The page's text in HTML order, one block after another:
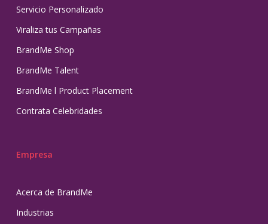
Servicio Personalizado
Viraliza tus Campañas
BrandMe Shop
BrandMe Talent
BrandMe l Product Placement
Contrata Celebridades
Empresa
Acerca de BrandMe
Industrias